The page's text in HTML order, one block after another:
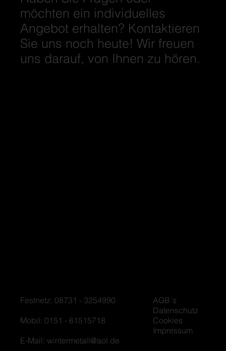
möchten ein individuelles
Angebot erhalten? Kontaktieren
Sie uns noch heute! Wir freuen
uns darauf, von Ihnen zu hören.
AGB´s
Datenschutz
Cookies
Impressum
Festnetz: 08731 - 3254990
Mobil: 0151 - 61515718
E-Mail: wintermetall@aol.de